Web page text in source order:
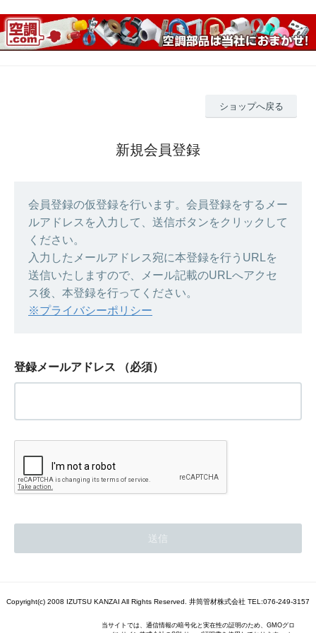
ショップへ戻る
新規会員登録
会員登録の仮登録を行います。会員登録をするメー
ルアドレスを入力して、送信ボタンをクリックして
ください。
入力したメールアドレス宛に本登録を行うURLを
送信いたしますので、メール記載のURLへアクセ
ス後、本登録を行ってください。
※プライバシーポリシー
登録メールアドレス （必須）
Copyright(c) 2008 IZUTSU KANZAI All Rights Reserved. 井筒管材株式会社 TEL:076-249-3157
当サイトでは、通信情報の暗号化と実在性の証明のため、GMOグロ